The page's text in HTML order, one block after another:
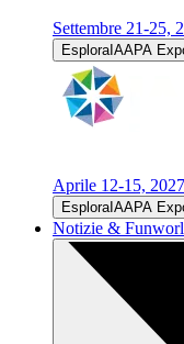
Settembre 21-25,
EsploraIAAPA
Aprile 12-15, 2027
EsploraIAAPA
Notizie &